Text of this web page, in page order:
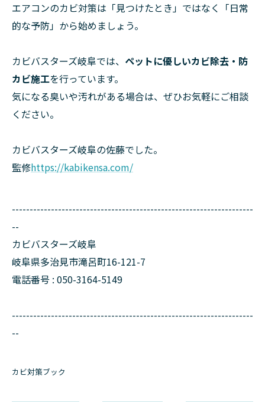
エアコンのカビ対策は「見つけたとき」ではなく「日常
的な予防」から始めましょう。
カビバスターズ岐阜では、 ペットに優しいカビ除去・防
カビ施工を行っています。
気になる臭いや汚れがある場合は、ぜひお気軽にご相談
ください。
カビバスターズ岐阜の佐藤でした。
監修https://kabikensa.com/
--------------------------------------------------------------------
--
カビバスターズ岐阜
岐阜県多治見市滝呂町16-121-7
電話番号 : 050-3164-5149
--------------------------------------------------------------------
--
カビ対策ブック